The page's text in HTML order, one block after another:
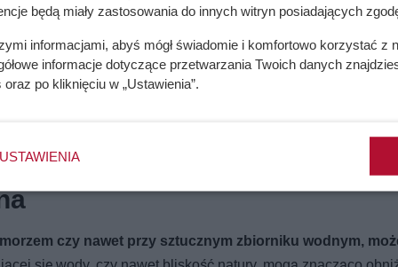
czy nawet przy sztucznym zbiorniku wodnym,
będą miały zastosowania do innych witryn posiadających
informacjami, abyś mógł świadomie i komfortowo korzystać z
informacje dotyczące przetwarzania Twoich danych
oraz po kliknięciu w „Ustawienia”.
USTAWIENIA